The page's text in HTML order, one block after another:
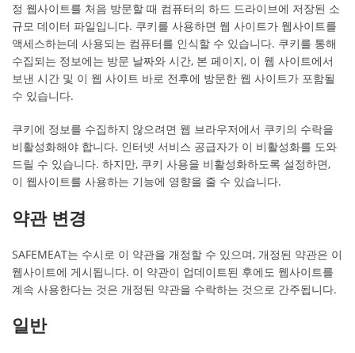
정 웹사이트를 처음 방문할 때 컴퓨터의 하드 드라이브에 저장된 소
규모 데이터 파일입니다. 쿠키를 사용하면 웹 사이트가 웹사이트를
액세스하는데 사용되는 컴퓨터를 인식할 수 있습니다. 쿠키를 통해
수집되는 정보에는 방문 날짜와 시간, 본 페이지, 이 웹 사이트에서
보낸 시간 및 이 웹 사이트 바로 전후에 방문한 웹 사이트가 포함될
수 있습니다.
쿠키에 정보를 수집하지 않으려면 웹 브라우저에서 쿠키의 수락을
비활성화해야 합니다. 인터넷 서비스 공급자가 이 비활성화를 도와
드릴 수 있습니다. 하지만, 쿠키 사용을 비활성화하도록 설정하면,
이 웹사이트를 사용하는 기능에 영향을 줄 수 있습니다.
약관 변경
SAFEMEAT는 수시로 이 약관을 개정할 수 있으며, 개정된 약관은 이
웹사이트에 게시됩니다. 이 약관이 업데이트된 후에도 웹사이트를
계속 사용한다는 것은 개정된 약관을 수락하는 것으로 간주됩니다.
일반